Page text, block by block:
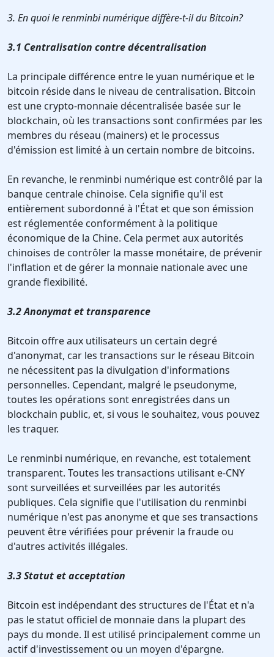
3. En quoi le renminbi numérique diffère-t-il du Bitcoin?
3.1 Centralisation contre décentralisation
La principale différence entre le yuan numérique et le
bitcoin réside dans le niveau de centralisation. Bitcoin
est une crypto-monnaie décentralisée basée sur le
blockchain, où les transactions sont confirmées par les
membres du réseau (mainers) et le processus
d'émission est limité à un certain nombre de bitcoins.
En revanche, le renminbi numérique est contrôlé par la
banque centrale chinoise. Cela signifie qu'il est
entièrement subordonné à l'État et que son émission
est réglementée conformément à la politique
économique de la Chine. Cela permet aux autorités
chinoises de contrôler la masse monétaire, de prévenir
l'inflation et de gérer la monnaie nationale avec une
grande flexibilité.
3.2 Anonymat et transparence
Bitcoin offre aux utilisateurs un certain degré
d'anonymat, car les transactions sur le réseau Bitcoin
ne nécessitent pas la divulgation d'informations
personnelles. Cependant, malgré le pseudonyme,
toutes les opérations sont enregistrées dans un
blockchain public, et, si vous le souhaitez, vous pouvez
les traquer.
Le renminbi numérique, en revanche, est totalement
transparent. Toutes les transactions utilisant e-CNY
sont surveillées et surveillées par les autorités
publiques. Cela signifie que l'utilisation du renminbi
numérique n'est pas anonyme et que ses transactions
peuvent être vérifiées pour prévenir la fraude ou
d'autres activités illégales.
3.3 Statut et acceptation
Bitcoin est indépendant des structures de l'État et n'a
pas le statut officiel de monnaie dans la plupart des
pays du monde. Il est utilisé principalement comme un
actif d'investissement ou un moyen d'épargne.